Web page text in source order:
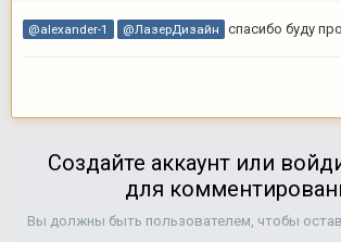
@alexander-1 @ЛазерДизайн спасибо буду
Создайте аккаунт или
для
Вы должны быть пользователем, чтобы